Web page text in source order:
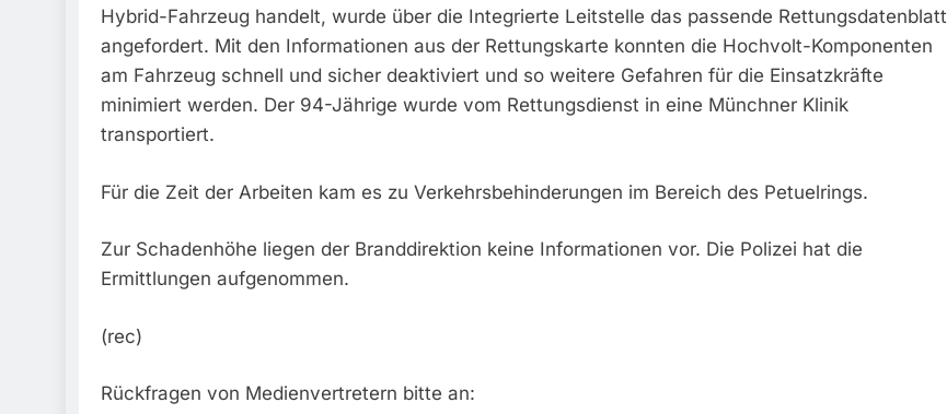
Hybrid-Fahrzeug handelt, wurde über die Integrierte Leitstelle das passende Rettungsdatenblatt
angefordert. Mit den Informationen aus der Rettungskarte konnten die Hochvolt-Komponenten
am Fahrzeug schnell und sicher deaktiviert und so weitere Gefahren für die Einsatzkräfte
minimiert werden. Der 94-Jährige wurde vom Rettungsdienst in eine Münchner Klinik
transportiert.
Für die Zeit der Arbeiten kam es zu Verkehrsbehinderungen im Bereich des Petuelrings.
Zur Schadenhöhe liegen der Branddirektion keine Informationen vor. Die Polizei hat die
Ermittlungen aufgenommen.
(rec)
Rückfragen von Medienvertretern bitte an: